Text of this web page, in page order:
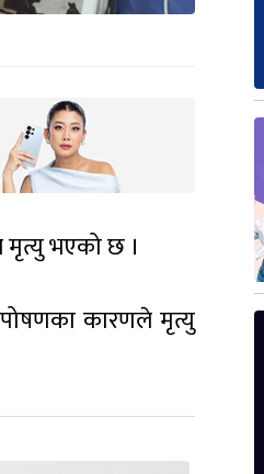
भएको छ ।
कारणले मृत्यु